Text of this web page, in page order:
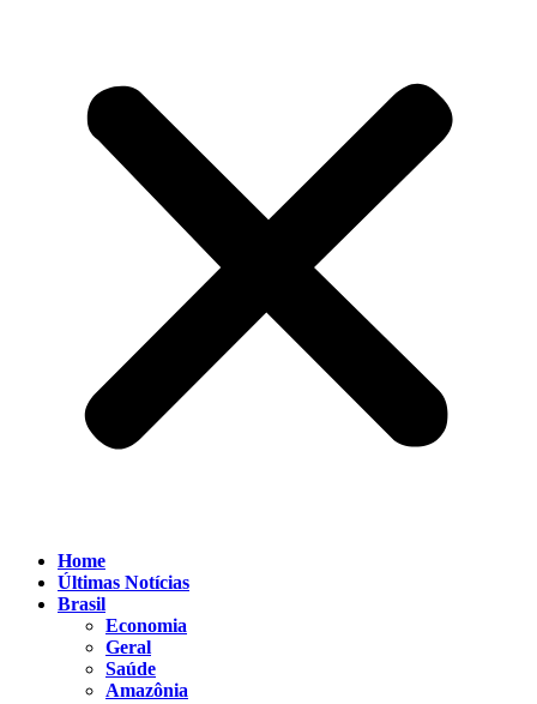
Home
Últimas Notícias
Brasil
Economia
Geral
Saúde
Amazônia